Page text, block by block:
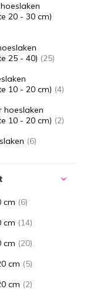
20 - 30 cm)
25 - 40) (25)
10 - 20 cm) (4)
hoeslaken
10 - 20 cm) (2)
(6)
cm (6)
cm (14)
cm (20)
cm (5)
cm (2)